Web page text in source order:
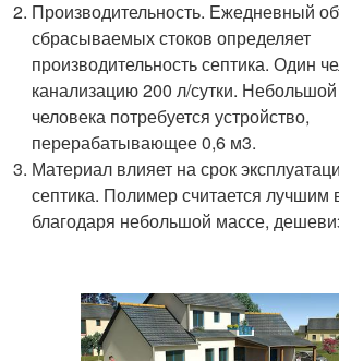
Производительность. Ежедневный
сбрасываемых стоков определяет
производительность септика. Один
канализацию 200 л/сутки.
человека потребуется устройство,
перерабатывающее 0,6 м3.
Материал влияет на срок
септика. Полимер считается лучшим
благодаря небольшой массе,